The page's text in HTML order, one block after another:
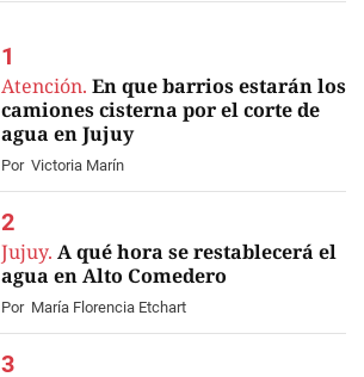
Atención. En que barrios estarán los
camiones cisterna por el corte de
agua en Jujuy
Por Victoria Marín
Jujuy. A qué hora se restablecerá el
agua en Alto Comedero
Por María Florencia Etchart